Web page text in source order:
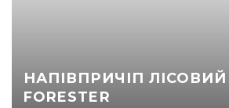
НАПІВПРИЧІП ЛІСОВИЙ
FORESTER